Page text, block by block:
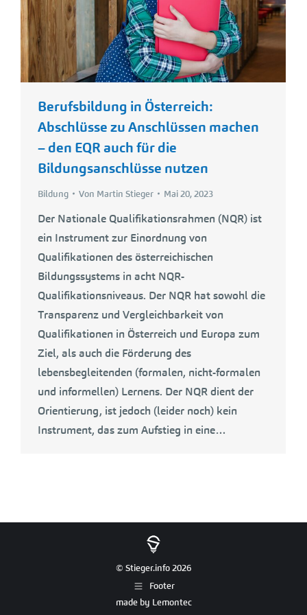
Berufsbildung in Österreich:
Abschlüsse zu Anschlüssen machen
– den EQR auch für die
Bildungsanschlüsse nutzen
Bildung Von Martin Stieger Mai 20, 2023
Der Nationale Qualifikationsrahmen (NQR) ist
ein Instrument zur Einordnung von
Qualifikationen des österreichischen
Bildungssystems in acht NQR-
Qualifikationsniveaus. Der NQR hat sowohl die
Transparenz und Vergleichbarkeit von
Qualifikationen in Österreich und Europa zum
Ziel, als auch die Förderung des
lebensbegleitenden (formalen, nicht-formalen
und informellen) Lernens. Der NQR dient der
Orientierung, ist jedoch (leider noch) kein
Instrument, das zum Aufstieg in eine…
© Stieger.info 2026
Footer
made by Lemontec